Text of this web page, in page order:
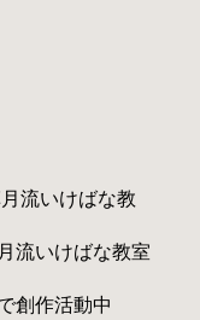
流いけばな教
流いけばな教室
創作活動中